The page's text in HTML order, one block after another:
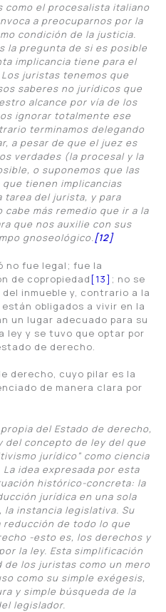
como el procesalista italiano
a preocuparnos por la
condición de la justicia.
la pregunta de si es posible
implicancia tiene para el
juristas tenemos que
saberes no jurídicos que
alcance por vía de los
ignorar totalmente ese
terminamos delegando
a pesar de que el juez es
verdades (la procesal y la
o suponemos que las
tienen implicancias
tarea del jurista, y para
más remedio que ir a la
que nos auxilie con sus
gnoseológico.[12]
no fue legal; fue la
de copropiedad [13] ; no se
inmueble y, contrario a la
obligados a vivir en la
un lugar adecuado para su
ley y se tuvo que optar por
de derecho.
derecho, cuyo pilar es la
de manera clara por
del Estado de derecho,
del concepto de ley del que
jurídico” como ciencia
idea expresada por esta
histórico-concreta: la
jurídica en una sola
instancia legislativa. Su
de todo lo que
-esto es, los derechos y
la ley. Esta simplificación
los juristas como un mero
como su simple exégesis,
y simple búsqueda de la
legislador.